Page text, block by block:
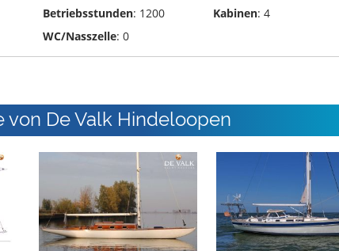
Betriebsstunden: 1200 Kabinen: 4
WC/Nasszelle: 0
von De Valk Hindeloopen